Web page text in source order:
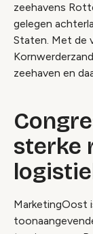
zeehavens
gelegen
Staten. Met de
zeehaven en
sterke
MarketingOost